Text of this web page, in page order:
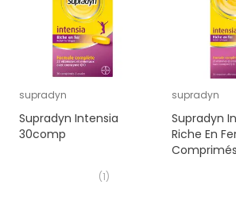
supradyn
Supradyn Intensia
30comp
(1)
supradyn
Supradyn
Riche En
Comprimés